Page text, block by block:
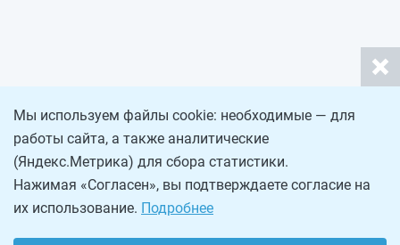
Мы используем файлы cookie: необходимые — для
работы сайта, а также аналитические
(Яндекс.Метрика) для сбора статистики.
Нажимая «Согласен», вы подтверждаете согласие на
их использование. Подробнее